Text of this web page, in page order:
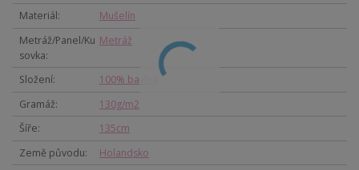
Materiál
Mušelín
Metráž/Panel/Ku
sovka
Metráž
Složení
100% bavlna
Gramáž
130g/m2
Šíře
135cm
Země původu
Holandsko